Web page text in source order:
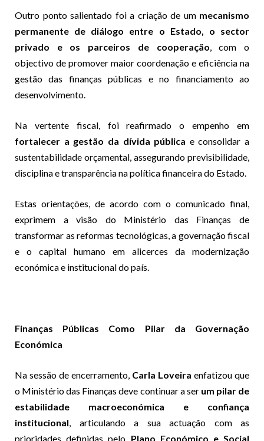
Outro ponto salientado foi a criação de um mecanismo
permanente de diálogo entre o Estado, o sector
privado e os parceiros de cooperação, com o
objectivo de promover maior coordenação e eficiência na
gestão das finanças públicas e no financiamento ao
desenvolvimento.
Na vertente fiscal, foi reafirmado o empenho em
fortalecer a gestão da dívida pública e consolidar a
sustentabilidade orçamental, assegurando previsibilidade,
disciplina e transparência na política financeira do Estado.
Estas orientações, de acordo com o comunicado final,
exprimem a visão do Ministério das Finanças de
transformar as reformas tecnológicas, a governação fiscal
e o capital humano em alicerces da modernização
económica e institucional do país.
Finanças Públicas Como Pilar da Governação
Económica
Na sessão de encerramento, Carla Loveira enfatizou que
o Ministério das Finanças deve continuar a ser um pilar de
estabilidade macroeconómica e confiança
institucional, articulando a sua actuação com as
prioridades definidas pelo Plano Económico e Social